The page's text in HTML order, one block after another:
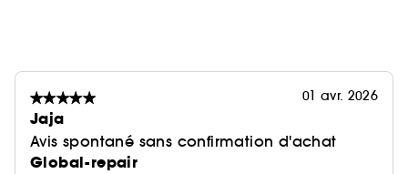
- Un exopolysaccharide : Grâce à lui, AGE-PURIFY
agit comme un bouclier et protège la peau de la
pollution responsables des imperfections.
Efficacité anti-adhésion prouvée.
01 avr. 2026
Jaja
Avis spontané sans confirmation d'achat
Global-repair